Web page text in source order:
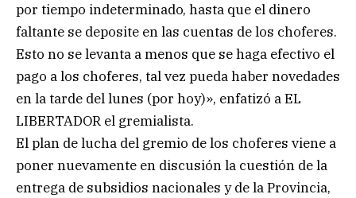
por tiempo indeterminado, hasta que el dinero
faltante se deposite en las cuentas de los choferes.
Esto no se levanta a menos que se haga efectivo el
pago a los choferes, tal vez pueda haber novedades
en la tarde del lunes (por hoy)», enfatizó a EL
LIBERTADOR el gremialista.
El plan de lucha del gremio de los choferes viene a
poner nuevamente en discusión la cuestión de la
entrega de subsidios nacionales y de la Provincia,